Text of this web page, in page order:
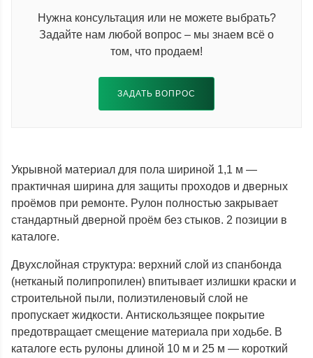
Нужна консультация или не можете выбрать?
Задайте нам любой вопрос – мы знаем всё о
том, что продаем!
ЗАДАТЬ ВОПРОС
Укрывной материал для пола шириной 1,1 м —
практичная ширина для защиты проходов и дверных
проёмов при ремонте. Рулон полностью закрывает
стандартный дверной проём без стыков. 2 позиции в
каталоге.
Двухслойная структура: верхний слой из спанбонда
(нетканый полипропилен) впитывает излишки краски и
строительной пыли, полиэтиленовый слой не
пропускает жидкости. Антискользящее покрытие
предотвращает смещение материала при ходьбе. В
каталоге есть рулоны длиной 10 м и 25 м — короткий